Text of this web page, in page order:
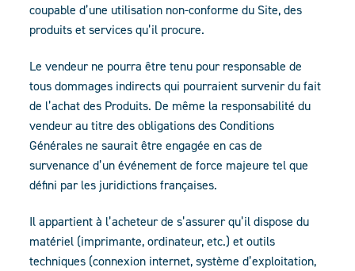
coupable d’une utilisation non-conforme du Site, des
produits et services qu’il procure.
Le vendeur ne pourra être tenu pour responsable de
tous dommages indirects qui pourraient survenir du fait
de l’achat des Produits. De même la responsabilité du
vendeur au titre des obligations des Conditions
Générales ne saurait être engagée en cas de
survenance d’un événement de force majeure tel que
défini par les juridictions françaises.
Il appartient à l’acheteur de s’assurer qu’il dispose du
matériel (imprimante, ordinateur, etc.) et outils
techniques (connexion internet, système d’exploitation,